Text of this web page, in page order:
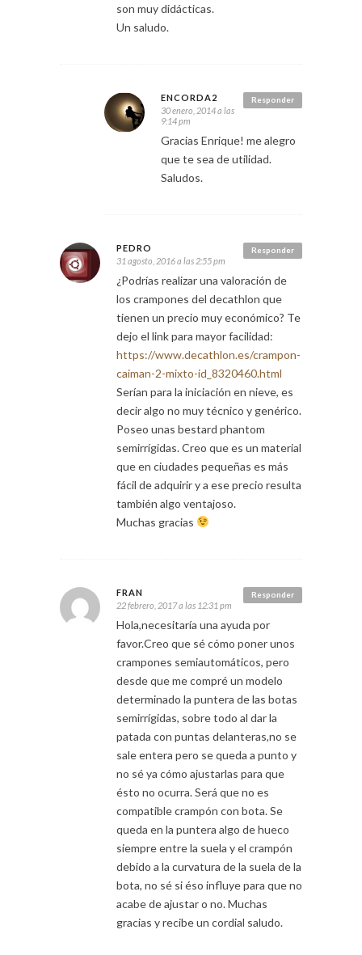
son muy didácticas.
Un saludo.
Responder
ENCORDA2
30 enero, 2014 a las
9:14 pm
Gracias Enrique! me alegro
que te sea de utilidad.
Saludos.
Responder
PEDRO
31 agosto, 2016 a las 2:55 pm
¿Podrías realizar una valoración de
los crampones del decathlon que
tienen un precio muy económico? Te
dejo el link para mayor facilidad:
https://www.decathlon.es/crampon-
caiman-2-mixto-id_8320460.html
Serían para la iniciación en nieve, es
decir algo no muy técnico y genérico.
Poseo unas bestard phantom
semirrígidas. Creo que es un material
que en ciudades pequeñas es más
fácil de adquirir y a ese precio resulta
también algo ventajoso.
Muchas gracias
Responder
FRAN
22 febrero, 2017 a las 12:31 pm
Hola,necesitaría una ayuda por
favor.Creo que sé cómo poner unos
crampones semiautomáticos, pero
desde que me compré un modelo
determinado la puntera de las botas
semirrígidas, sobre todo al dar la
patada con puntas delanteras,no se
sale entera pero se queda a punto y
no sé ya cómo ajustarlas para que
ésto no ocurra. Será que no es
compatible crampón con bota. Se
queda en la puntera algo de hueco
siempre entre la suela y el crampón
debido a la curvatura de la suela de la
bota, no sé si éso influye para que no
acabe de ajustar o no. Muchas
gracias y recibe un cordial saludo.